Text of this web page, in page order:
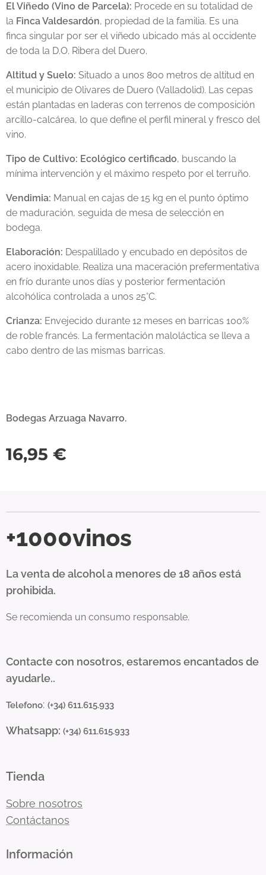
El Viñedo (Vino de Parcela): Procede en su totalidad de
la Finca Valdesardón, propiedad de la familia. Es una
finca singular por ser el viñedo ubicado más al occidente
de toda la D.O. Ribera del Duero.
Altitud y Suelo: Situado a unos 800 metros de altitud en
el municipio de Olivares de Duero (Valladolid). Las cepas
están plantadas en laderas con terrenos de composición
arcillo-calcárea, lo que define el perfil mineral y fresco del
vino.
Tipo de Cultivo: Ecológico certificado, buscando la
mínima intervención y el máximo respeto por el terruño.
Vendimia: Manual en cajas de 15 kg en el punto óptimo
de maduración, seguida de mesa de selección en
bodega.
Elaboración: Despalillado y encubado en depósitos de
acero inoxidable. Realiza una maceración prefermentativa
en frío durante unos días y posterior fermentación
alcohólica controlada a unos 25°C.
Crianza: Envejecido durante 12 meses en barricas 100%
de roble francés. La fermentación maloláctica se lleva a
cabo dentro de las mismas barricas.
Bodegas Arzuaga Navarro.
16,95 €
+1000vinos
La venta de alcohol a menores de 18 años está
prohibida.
Se recomienda un consumo responsable.
Contacte con nosotros, estaremos encantados de
ayudarle..
Telefono: (+34) 611.615.933
Whatsapp: (+34) 611.615.933
Tienda
Sobre nosotros
Contáctanos
Información